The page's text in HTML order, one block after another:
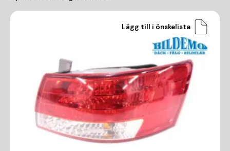
Lägg till i önskelista